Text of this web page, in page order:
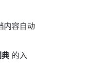
内容自动
的入